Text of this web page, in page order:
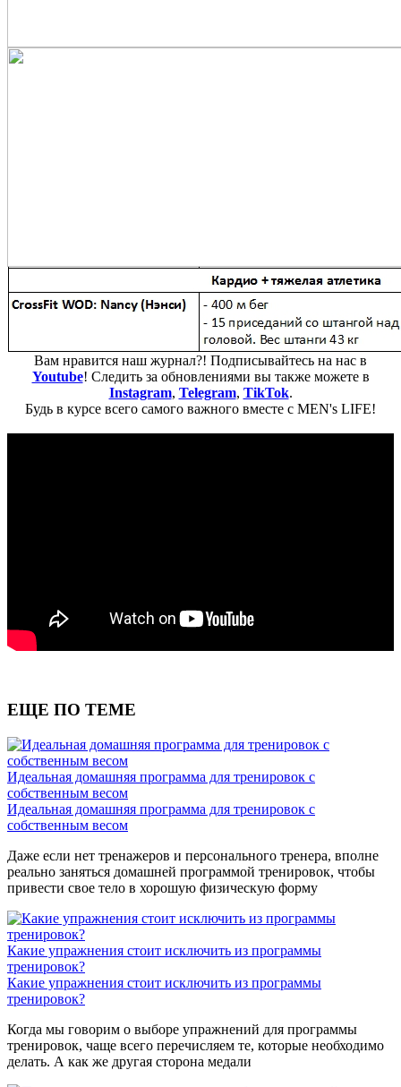
Вам нравится наш журнал?! Подписывайтесь на нас в
Youtube! Следить за обновлениями вы также можете в
Instagram, Telegram, TikTok.
Будь в курсе всего самого важного вместе с MEN's LIFE!
ЕЩЕ ПО ТЕМЕ
Идеальная домашняя программа для тренировок с
собственным весом
Идеальная домашняя программа для тренировок с
собственным весом
Даже если нет тренажеров и персонального тренера, вполне
реально заняться домашней программой тренировок, чтобы
привести свое тело в хорошую физическую форму
Какие упражнения стоит исключить из программы
тренировок?
Какие упражнения стоит исключить из программы
тренировок?
Когда мы говорим о выборе упражнений для программы
тренировок, чаще всего перечисляем те, которые необходимо
делать. А как же другая сторона медали